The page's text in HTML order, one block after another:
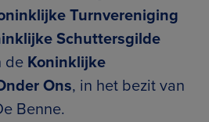
Turnvereniging
Schuttersgilde
de Koninklijke
Ons, in het bezit van
Benne.